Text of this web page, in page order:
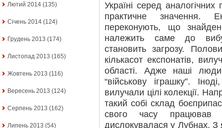
Лютий 2014 (135)
Січень 2014 (124)
Грудень 2013 (174)
Листопад 2013 (165)
Жовтень 2013 (116)
Вересень 2013 (124)
Серпень 2013 (162)
Липень 2013 (54)
Україні серед
практичне значення.
переконують, що
належить саме до
становить загрозу.
кількасот експонатів,
області. Адже наші
“військову іграшку”.
вилучали цілі колекції.
такий собі склад
свого часу працював
дислокувалася у Лубнах. З